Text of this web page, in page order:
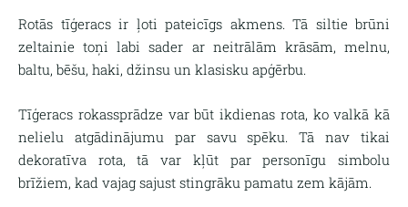
Rotās tīģeracs ir ļoti pateicīgs akmens. Tā siltie brūni
zeltainie toņi labi sader ar neitrālām krāsām, melnu,
baltu, bēšu, haki, džinsu un klasisku apģērbu.
Tīģeracs rokassprādze var būt ikdienas rota, ko valkā kā
nelielu atgādinājumu par savu spēku. Tā nav tikai
dekoratīva rota, tā var kļūt par personīgu simbolu
brīžiem, kad vajag sajust stingrāku pamatu zem kājām.